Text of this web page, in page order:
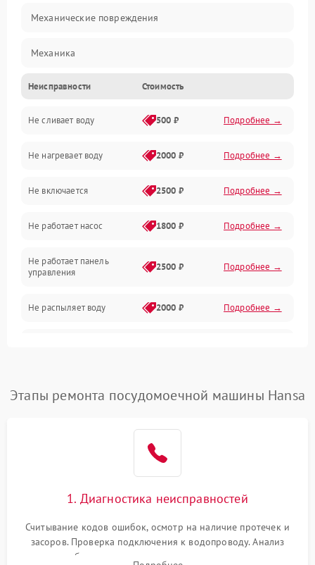
Механические повреждения
Механика
Управление
Электропитание
Датчики
Нагрев
Вода
Гигиена
Программное обеспечение
Неисправности Стоимость
Не сливает воду 500 ₽ Подробнее →
Не нагревает воду 2000 ₽ Подробнее →
Не включается 2500 ₽ Подробнее →
Не работает насос 1800 ₽ Подробнее →
Не работает панель
управления
2500 ₽ Подробнее →
Не распыляет воду 2000 ₽ Подробнее →
воды
1800 ₽ Подробнее →
Проблемы с
Этапы ремонта посудомоечной машины Hansa
1. Диагностика неисправностей
Считывание кодов ошибок, осмотр на наличие протечек и
засоров. Проверка подключения к водопроводу. Анализ
жалоб на отсутствие слива, нагрева, вращения